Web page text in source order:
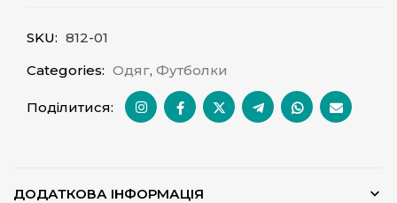
SKU: 812-01
Categories: Одяг, Футболки
Поділитися:
ДОДАТКОВА ІНФОРМАЦІЯ